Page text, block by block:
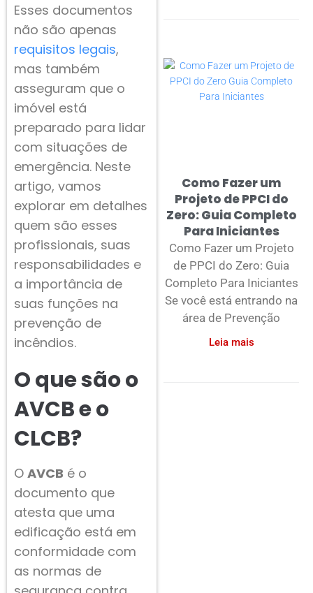
Esses documentos
não são apenas
requisitos legais,
mas também
asseguram que o
imóvel está
preparado para lidar
com situações de
emergência. Neste
artigo, vamos
explorar em detalhes
quem são esses
profissionais, suas
responsabilidades e
a importância de
suas funções na
prevenção de
incêndios.
O que são o
AVCB e o
CLCB?
O AVCB é o
documento que
atesta que uma
edificação está em
conformidade com
as normas de
Como Fazer um
Projeto de PPCI do
Zero: Guia Completo
Para Iniciantes
Como Fazer um Projeto
de PPCI do Zero: Guia
Completo Para Iniciantes
Se você está entrando na
área de Prevenção
Leia mais